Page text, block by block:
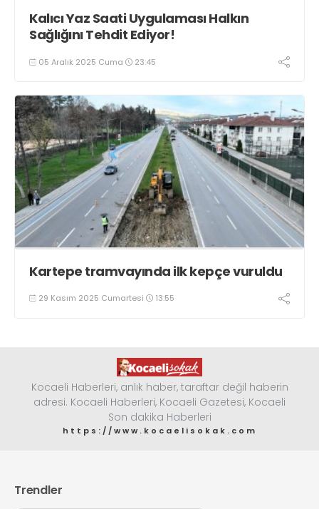
Kalıcı Yaz Saati Uygulaması Halkın
Sağlığını Tehdit Ediyor!
05 Aralık 2025 Cuma 23:45
Kartepe tramvayında ilk kepçe vuruldu
29 Kasım 2025 Cumartesi 13:55
Kocaeli Haberleri, anlık haber, taraftar değil haberin
adresi. Kocaeli Haberleri, Kocaeli Gazetesi, Kocaeli
Son dakika Haberleri
https://www.kocaelisokak.com
Trendler